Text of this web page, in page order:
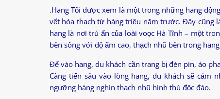
.Hang Tối được xem là một trong những hang
vết hóa thạch từ hàng triệu năm trước. Đây cũng
hang là nơi trú ẩn của loài voọc Hà Tĩnh – một
bên sông với độ ẩm cao, thạch nhũ bên trong
Để vào hang, du khách cần trang bị đèn pin, áo
Càng tiến sâu vào lòng hang, du khách sẽ cảm
ngưỡng hàng nghìn thạch nhũ hình thù độc đáo.